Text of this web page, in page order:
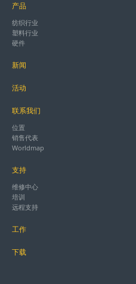
产品
纺织行业
塑料行业
硬件
新闻
活动
联系我们
位置
销售代表
Worldmap
支持
维修中心
培训
远程支持
工作
下载